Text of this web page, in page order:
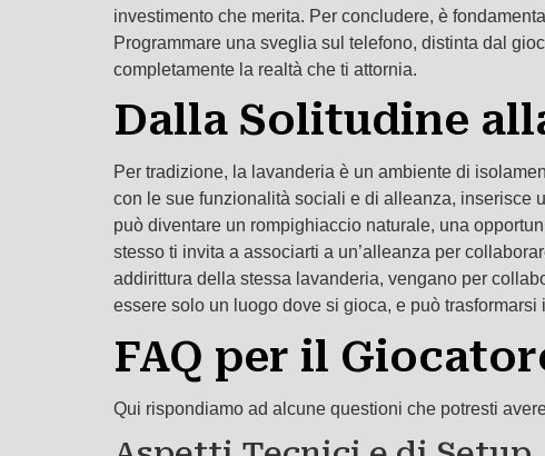
investimento che merita. Per concludere, è
Programmare una sveglia sul telefono, distinta dal
completamente la realtà che ti attornia.
Dalla Solitudine
Per tradizione, la lavanderia è un ambiente di
con le sue funzionalità sociali e di alleanza, inserisce
può diventare un rompighiaccio naturale, una
stesso ti invita a associarti a un’alleanza per
addirittura della stessa lavanderia, vengano per
essere solo un luogo dove si gioca, e può
FAQ per il
Qui rispondiamo ad alcune questioni che potresti